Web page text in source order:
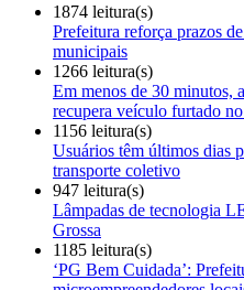
1874 leitura(s)
Prefeitura reforça prazos
municipais
1266 leitura(s)
Em menos de 30 minutos,
recupera veículo furtado
1156 leitura(s)
Usuários têm últimos dias
transporte coletivo
947 leitura(s)
Lâmpadas de tecnologia
Grossa
1185 leitura(s)
‘PG Bem Cuidada’: